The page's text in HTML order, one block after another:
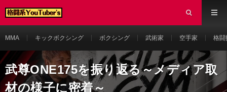
MMA キックボクシング ボクシング 武術家 空手家 格闘
武尊ONE175を振り返る～メディア取
材の様子に密着～